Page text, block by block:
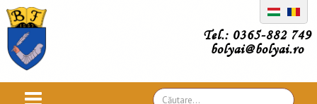
Tel.: 0365-882 749
bolyai@bolyai.ro
Căutare